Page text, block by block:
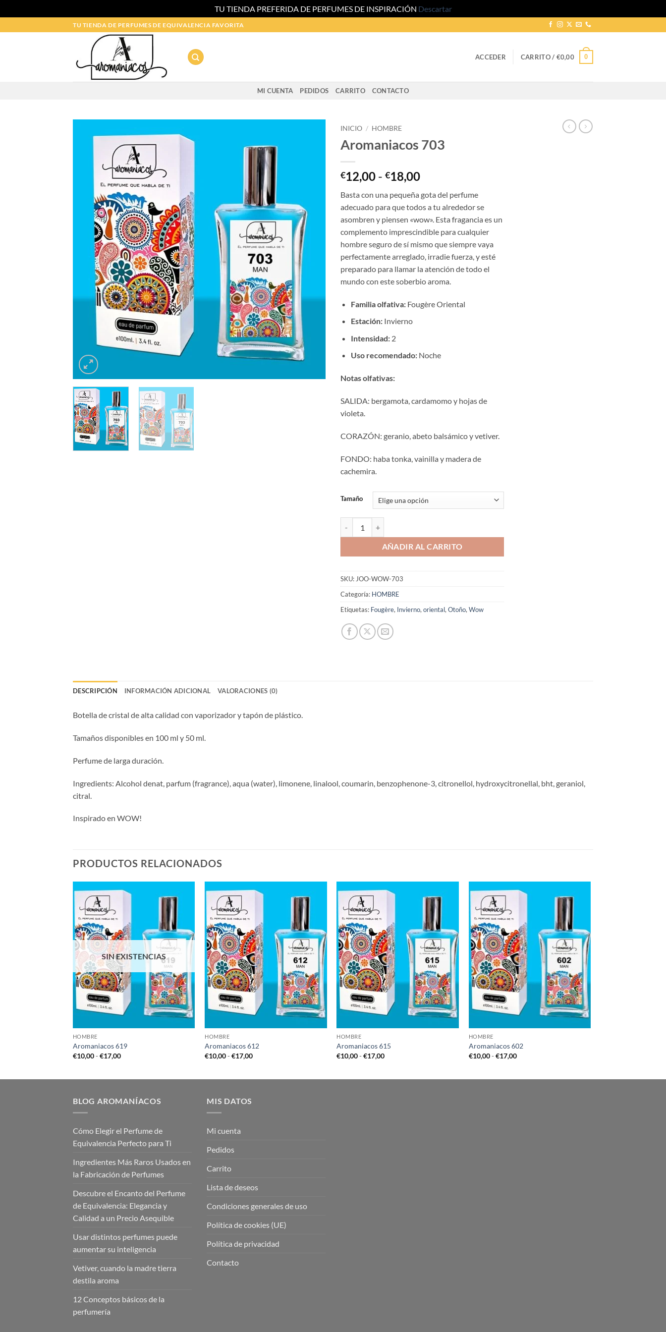
TU TIENDA PREFERIDA DE PERFUMES DE INSPIRACIÓN Descartar
al
TU TIENDA DE PERFUMES DE EQUIVALENCIA FAVORITA
ACCEDER CARRITO / €0,00 0
MI CUENTA PEDIDOS CARRITO CONTACTO
INICIO / HOMBRE
Aromaniacos 703
€12,00 - €18,00Rango
precios:
desde
€12,00
hasta
€18,00
Basta con una pequeña gota del perfume
adecuado para que todos a tu alrededor se
asombren y piensen «wow». Esta fragancia es un
complemento imprescindible para cualquier
hombre seguro de sí mismo que siempre vaya
perfectamente arreglado, irradie fuerza, y esté
preparado para llamar la atención de todo el
mundo con este soberbio aroma.
Familia olfativa:Fougère Oriental
Estación:Invierno
Intensidad:2
Uso recomendado:Noche
Notas olfativas:
SALIDA: bergamota, cardamomo y hojas de
violeta.
CORAZÓN: geranio, abeto balsámico y vetiver.
FONDO: haba tonka, vainilla y madera de
cachemira.
Tamaño
AÑADIR AL CARRITO
SKU:JOO-WOW-703
Categoría: HOMBRE
Etiquetas: Fougère, Invierno,oriental,Otoño,Wow
DESCRIPCIÓN INFORMACIÓN ADICIONAL VALORACIONES (0)
Botella de cristal de alta calidad con vaporizador y tapón de plástico.
Tamaños disponibles en 100 ml y 50 ml.
Perfume de larga duración.
Ingredients: Alcohol denat, parfum (fragrance), aqua (water), limonene, linalool, coumarin, benzophenone-3, citronellol, hydroxycitronellal, bht, geraniol,
citral.
Inspirado en WOW!
PRODUCTOS RELACIONADOS
SIN EXISTENCIAS
HOMBRE
Aromaniacos 619
€10,00-€17,00Rango
€17,00
HOMBRE
Aromaniacos 612
€10,00-€17,00Rango
HOMBRE
Aromaniacos 615
€10,00-€17,00Rango
HOMBRE
Aromaniacos 602
€10,00 - €17,00Rango
BLOG AROMANÍACOS
Cómo Elegir el Perfume de
Equivalencia Perfecto para Ti
Ingredientes Más Raros Usados en
la Fabricación de Perfumes
Descubre el Encanto del Perfume
de Equivalencia: Elegancia y
Calidad a un Precio Asequible
Usar distintos perfumes puede
aumentar su inteligencia
Vetiver, cuando la madre tierra
destila aroma
12 Conceptos básicos de la
perfumería
MIS DATOS
Mi cuenta
Pedidos
Carrito
Lista de deseos
Condiciones generales de uso
Política de cookies (UE)
Política de privacidad
Contacto